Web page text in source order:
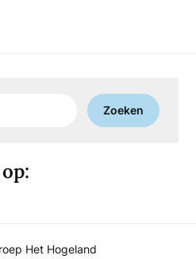
Het Hogeland